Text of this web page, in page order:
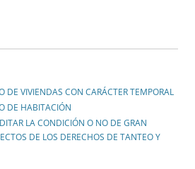
DE VIVIENDAS CON CARÁCTER TEMPORAL
DE HABITACIÓN
LA CONDICIÓN O NO DE GRAN
DE LOS DERECHOS DE TANTEO Y